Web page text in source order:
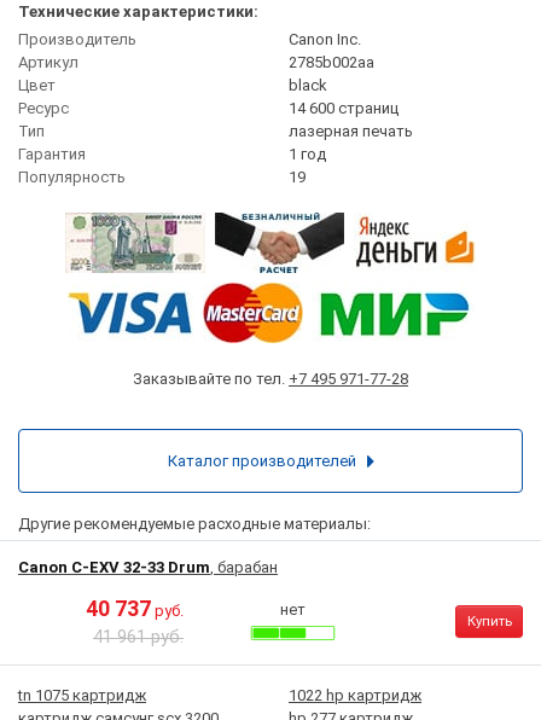
Технические характеристики:
Производитель
Canon Inc.
Артикул
2785b002aa
Цвет
black
Ресурс
14 600 страниц
Тип
лазерная печать
Гарантия
1 год
Популярность
19
Заказывайте по тел. +7 495 971-77-28
Другие рекомендуемые расходные материалы:
Canon C-EXV 32-33 Drum , барабан
40 737 руб.
41 961 руб.
нет
Купить
tn 1075 картридж
1022 hp картридж